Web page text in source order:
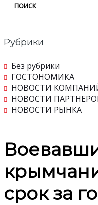
Рубрики
Без рубрики
ГОСТОНОМИКА
НОВОСТИ
НОВОСТИ
НОВОСТИ РЫНКА
срок за